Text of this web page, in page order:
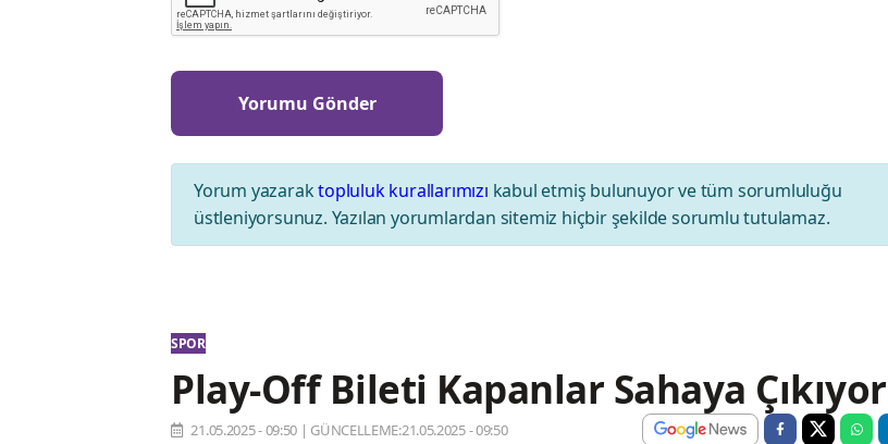
Yorum yazaraktopluluk kurallarımızı kabul etmiş bulunuyor ve tüm sorumluluğu
üstleniyorsunuz. Yazılan yorumlardan sitemiz hiçbir şekilde sorumlu tutulamaz.
SPOR
Play-Off Bileti Kapanlar Sahaya Çıkıyor
21.05.2025 - 09:50 | GÜNCELLEME:21.05.2025 - 09:50